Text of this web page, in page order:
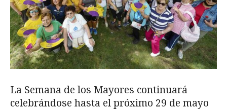
La Semana de los Mayores continuará
celebrándose hasta el próximo 29 de mayo